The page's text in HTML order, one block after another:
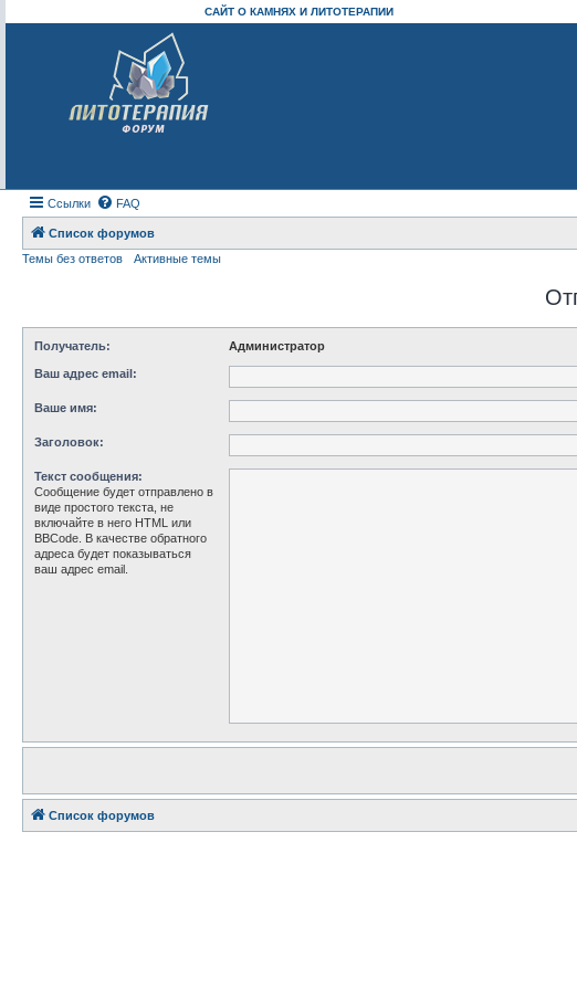
САЙТ О КАМНЯХ И ЛИТОТЕРАПИИ
Ссылки FAQ
Список форумов
Темы без ответов
Активные темы
Получатель: Администратор
Ваш адрес email:
Ваше имя:
Заголовок:
Текст сообщения:
Сообщение будет отправлено в
виде простого текста, не
включайте в него HTML или
BBCode. В качестве обратного
адреса будет показываться
ваш адрес email.
Список форумов